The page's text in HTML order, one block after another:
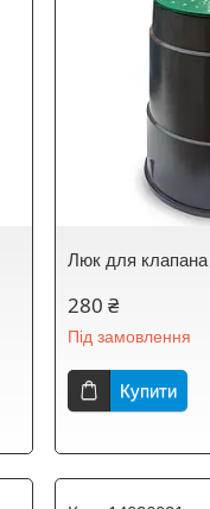
Люк для клапана
280 ₴
Під замовлення
Купити